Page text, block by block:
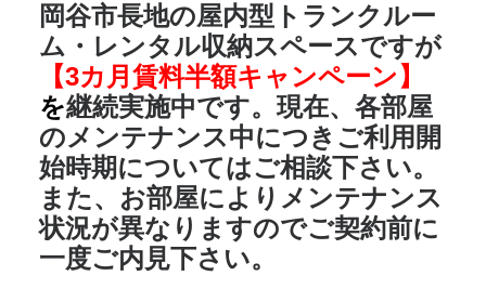
岡谷市長地の屋内型トランクルー
ム・レンタル収納スペースですが
【3カ月賃料半額キャンペーン】
を継続実施中です。現在、各部屋
のメンテナンス中につきご利用開
始時期についてはご相談下さい。
また、お部屋によりメンテナンス
状況が異なりますのでご契約前に
一度ご内見下さい。